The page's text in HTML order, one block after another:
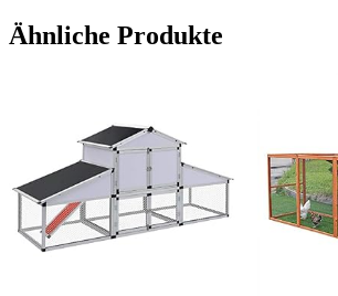
Ähnliche Produkte